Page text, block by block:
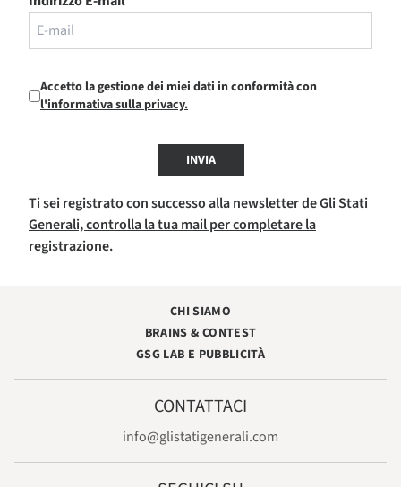
Accetto la gestione dei miei dati in conformità con
l'informativa sulla privacy.
INVIA
Ti sei registrato con successo alla newsletter de Gli Stati
Generali, controlla la tua mail per completare la
registrazione.
CHI SIAMO
BRAINS & CONTEST
GSG LAB E PUBBLICITÀ
CONTATTACI
info@glistatigenerali.com